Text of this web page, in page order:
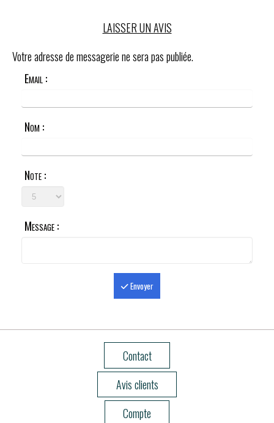
LAISSER UN AVIS
Votre adresse de messagerie ne sera pas publiée.
Email :
Nom :
Note :
Message :
Envoyer
Contact
Avis clients
Compte